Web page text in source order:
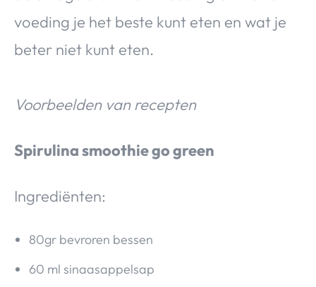
voeding je het beste kunt eten en wat je
beter niet kunt eten.
Voorbeelden van recepten
Spirulina smoothie go green
Ingrediënten:
80gr bevroren bessen
60 ml sinaasappelsap